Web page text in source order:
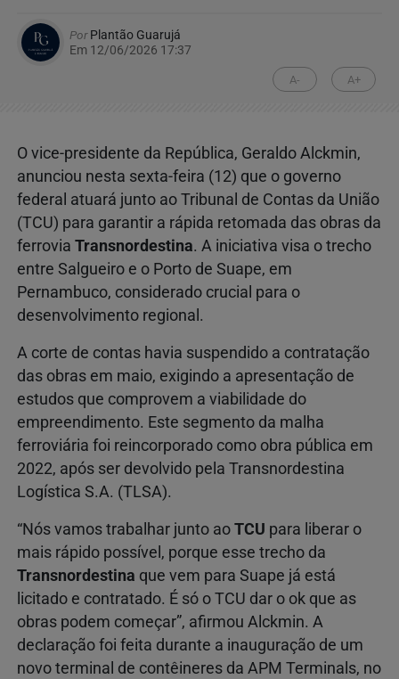
PorPlantão Guarujá
Em 12/06/2026 17:37
A- A+
O vice-presidente da República, Geraldo Alckmin,
anunciou nesta sexta-feira (12) que o governo
federal atuará junto ao Tribunal de Contas da União
(TCU) para garantir a rápida retomada das obras da
ferrovia Transnordestina. A iniciativa visa o trecho
entre Salgueiro e o Porto de Suape, em
Pernambuco, considerado crucial para o
desenvolvimento regional.
A corte de contas havia suspendido a contratação
das obras em maio, exigindo a apresentação de
estudos que comprovem a viabilidade do
empreendimento. Este segmento da malha
ferroviária foi reincorporado como obra pública em
2022, após ser devolvido pela Transnordestina
Logística S.A. (TLSA).
“Nós vamos trabalhar junto ao TCU para liberar o
mais rápido possível, porque esse trecho da
Transnordestina que vem para Suape já está
licitado e contratado. É só o TCU dar o ok que as
obras podem começar”, afirmou Alckmin. A
declaração foi feita durante a inauguração de um
novo terminal de contêineres da APM Terminals, no